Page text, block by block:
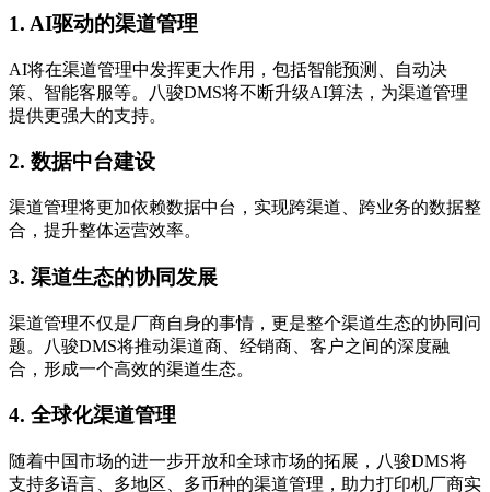
1. AI驱动的渠道管理
AI将在渠道管理中发挥更大作用，包括智能预测、自动决
策、智能客服等。八骏DMS将不断升级AI算法，为渠道管理
提供更强大的支持。
2. 数据中台建设
渠道管理将更加依赖数据中台，实现跨渠道、跨业务的数据整
合，提升整体运营效率。
3. 渠道生态的协同发展
渠道管理不仅是厂商自身的事情，更是整个渠道生态的协同问
题。八骏DMS将推动渠道商、经销商、客户之间的深度融
合，形成一个高效的渠道生态。
4. 全球化渠道管理
随着中国市场的进一步开放和全球市场的拓展，八骏DMS将
支持多语言、多地区、多币种的渠道管理，助力打印机厂商实